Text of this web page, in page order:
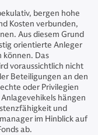
bergen hohe
Kosten verbunden,
Aus diesem Grund
orientierte Anleger
können. Das
voraussichtlich nicht
Beteiligungen an den
oder Privilegien
hängen
und
im Hinblick auf
ab.